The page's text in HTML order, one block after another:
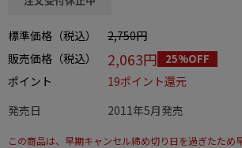
標準価格（税込）
2,750円
販売価格（税込）
2,063円 25%OFF
ポイント
19ポイント還元
発売日
2011年5月発売
この商品は、早期キャンセル締め切り日を過ぎたため